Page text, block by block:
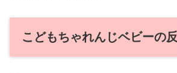
こどもちゃれんじベビーの